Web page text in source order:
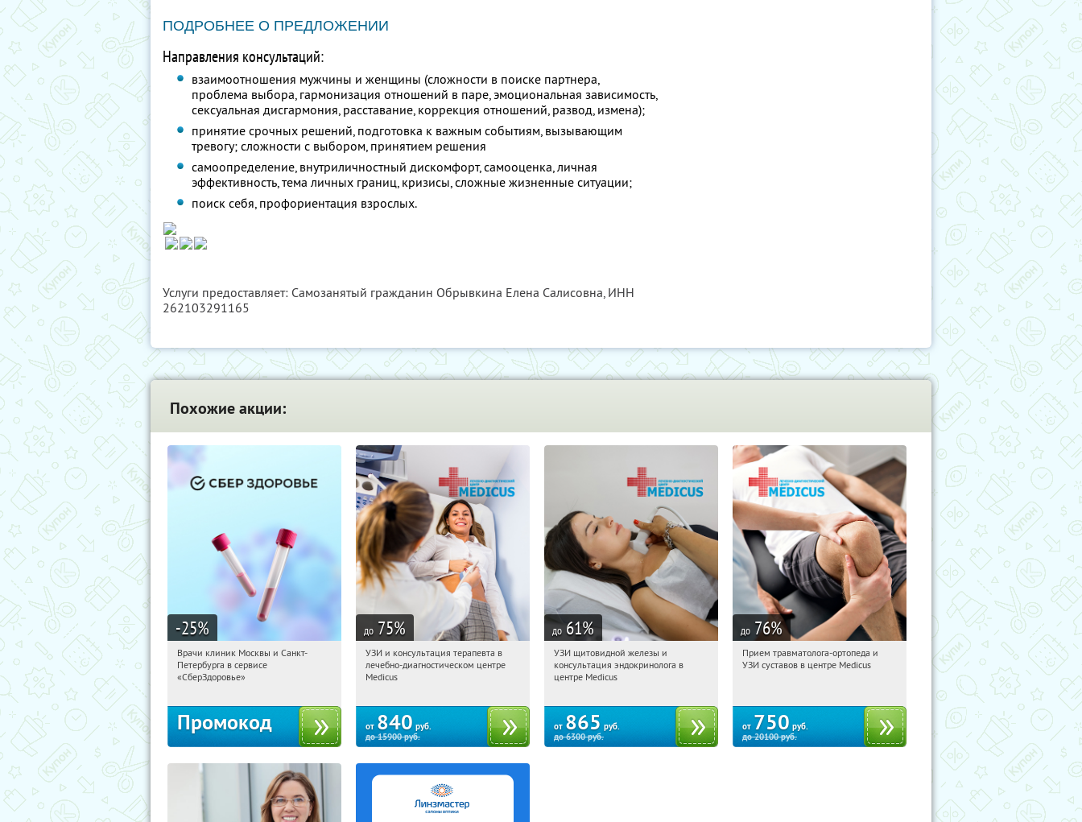
ПОДРОБНЕЕ О ПРЕДЛОЖЕНИИ
Направления консультаций:
взаимоотношения мужчины и женщины (сложности в поиске партнера,
проблема выбора, гармонизация отношений в паре, эмоциональная зависимость,
сексуальная дисгармония, расставание, коррекция отношений, развод, измена);
принятие срочных решений, подготовка к важным событиям, вызывающим
тревогу; сложности с выбором, принятием решения
самоопределение, внутриличностный дискомфорт, самооценка, личная
эффективность, тема личных границ, кризисы, сложные жизненные ситуации;
поиск себя, профориентация взрослых.
Услуги предоставляет: Самозанятый гражданин Обрывкина Елена Салисовна, ИНН
262103291165
Похожие акции:
-25%
00:57:53 Получили:
г. Москва
Врачи клиник Москвы и Санкт-
Петербурга в сервисе
«СберЗдоровье»
Промокод
до 75%
00:57:53 Купили:
Чкаловская
УЗИ и консультация терапевта в
лечебно-диагностическом центре
Medicus
от 840 руб.
до15900руб.
до 61%
00:57:53
Чкаловская
УЗИ щитовидной железы и
консультация эндокринолога в
центре Medicus
от 865 руб.
до6300руб.
до 76%
00:57:53 Купили:
Прием травматолога-ортопеда и
УЗИ суставов в центре Medicus
от 750 руб.
до20100руб.